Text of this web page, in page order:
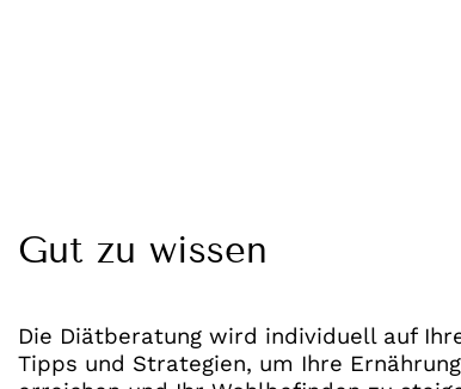
Gut zu wissen
Die Diätberatung wird individuell auf
Tipps und Strategien, um Ihre